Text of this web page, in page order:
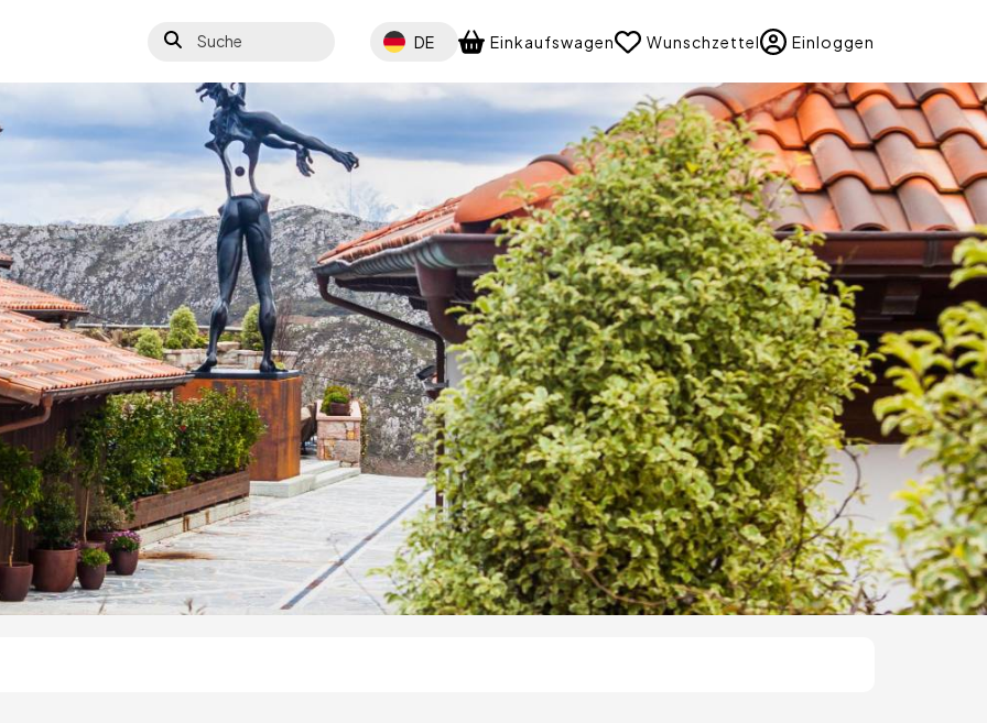
Suche Select your language
DE Einkaufswagen Wunschzettel Einloggen